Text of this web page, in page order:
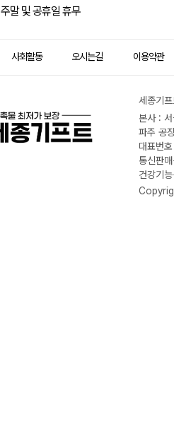
주말 및 공휴일 휴무
사회활동 오시는길 이용약관
세종기
본사 :
파주 공
대표번
통신판
건강기